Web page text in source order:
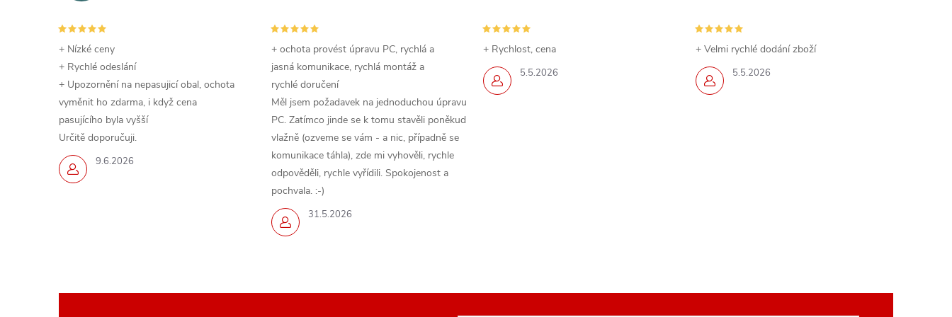
9.6.2026
+ Nízké ceny
+ Rychlé odeslání
+ Upozornění na nepasujicí obal, ochota
vyměnit ho zdarma, i když cena
pasujícího byla vyšší
Určitě doporučuji.
31.5.2026
+ ochota provést úpravu PC, rychlá a
jasná komunikace, rychlá montáž a
rychlé doručení
Měl jsem požadavek na jednoduchou úpravu
PC. Zatímco jinde se k tomu stavěli poněkud
vlažně (ozveme se vám - a nic, případně se
komunikace táhla), zde mi vyhověli, rychle
odpověděli, rychle vyřídili. Spokojenost a
pochvala. :-)
5.5.2026
+ Rychlost, cena
5.5.2026
+ Velmi rychlé dodání zboží